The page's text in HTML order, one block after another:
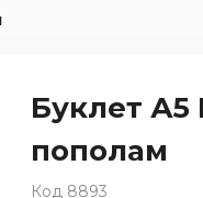
Буклет А5
пополам
Код 8893